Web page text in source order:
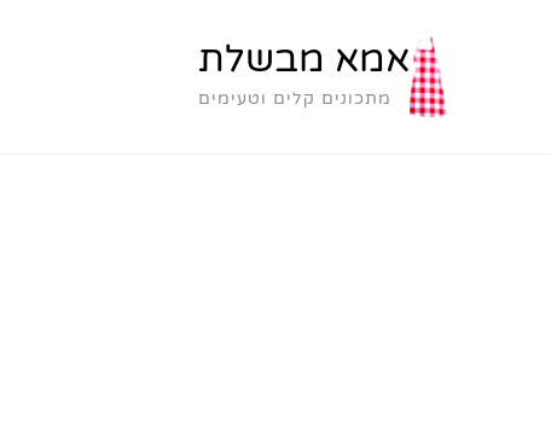
אמא מבשלת
מתכונים קלים וטעימים